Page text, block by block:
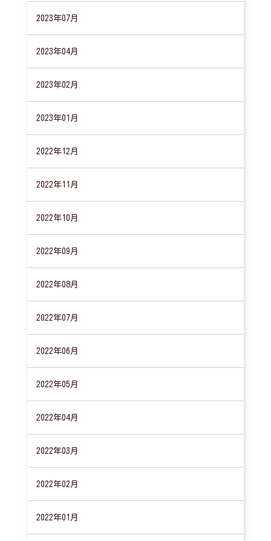
2023年07月
2023年04月
2023年02月
2023年01月
2022年12月
2022年11月
2022年10月
2022年09月
2022年08月
2022年07月
2022年06月
2022年05月
2022年04月
2022年03月
2022年02月
2022年01月